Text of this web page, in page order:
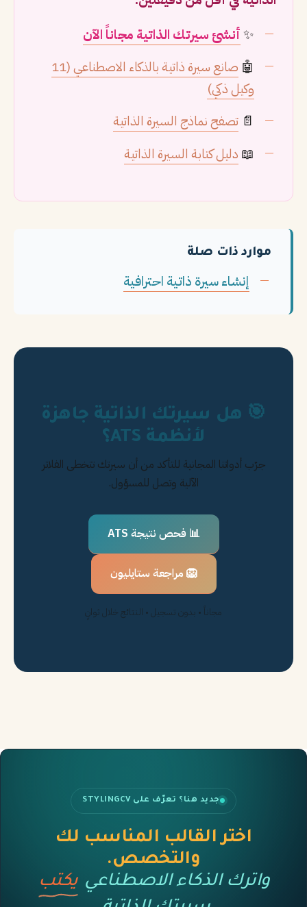
✨ أنشئ سيرتك الذاتية مجاناً الآن
🤖
صانع سيرة ذاتية بالذكاء الاصطناعي (11
وكيل ذكي)
📄 تصفح نماذج السيرة الذاتية
📖 دليل كتابة السيرة الذاتية
موارد ذات صلة
إنشاء سيرة ذاتية احترافية
🎯 هل سيرتك الذاتية جاهزة
لأنظمة ATS؟
جرّب أدواتنا المجانية للتأكد من أن سيرتك تتخطى الفلاتر
الآلية وتصل للمسؤول.
📊 فحص نتيجة ATS
🦁 مراجعة ستايليون
مجاناً • بدون تسجيل • النتائج خلال ثوانٍ
جديد هنا؟ تعرّف على STYLINGCV
اختر القالب المناسب لك
والتخصص.
واترك الذكاء الاصطناعي يكتب